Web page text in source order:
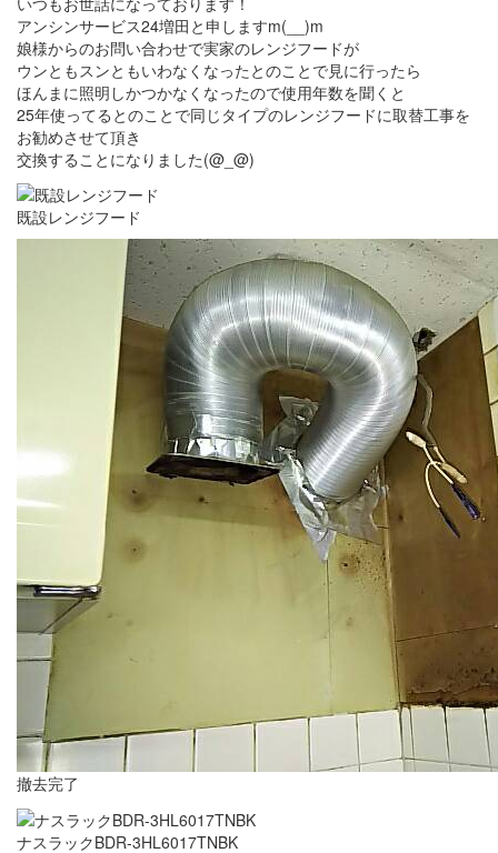
アンシンサービス24増田と申しますm(__)m
娘様からのお問い合わせで実家のレンジフードが
ウンともスンともいわなくなったとのことで見に行ったら
ほんまに照明しかつかなくなったので使用年数を聞くと
25年使ってるとのことで同じタイプのレンジフードに取替工事を
お勧めさせて頂き
交換することになりました(@_@)
既設レンジフード
撤去完了
ナスラックBDR-3HL6017TNBK